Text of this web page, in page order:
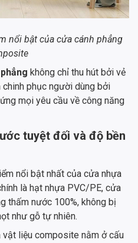
nổi bật của cửa cánh phẳng
không chỉ thu hút bởi vẻ
phục người dùng bởi
mọi yêu cầu về công năng
tuyệt đối và độ bền
nổi bật nhất của cửa nhựa
là hạt nhựa PVC/PE, cửa
thấm nước 100%, không bị
như gỗ tự nhiên.
vật liệu composite nằm ở cấu